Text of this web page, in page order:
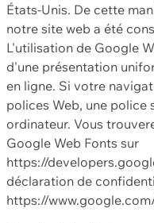
États-Unis. De cette
notre site web a été
L'utilisation de Google
d'une présentation
en ligne. Si votre
polices Web, une
ordinateur. Vous
Google Web Fonts sur
https://
déclaration de
https://